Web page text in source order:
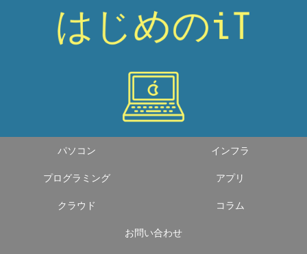
パソコン インフラ
プログラミング アプリ
クラウド コラム
お問い合わせ